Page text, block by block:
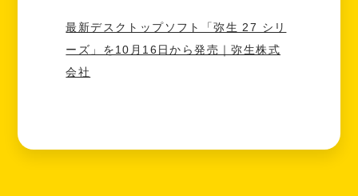
最新デスクトップソフト「弥生 27 シリ
ーズ」を10月16日から発売｜弥生株式
会社